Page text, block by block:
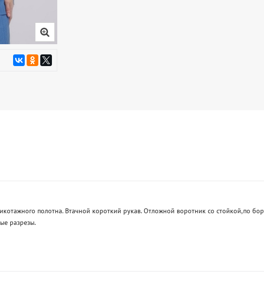
полотна. Втачной короткий рукав. Отложной воротник со стойкой,по
разрезы.